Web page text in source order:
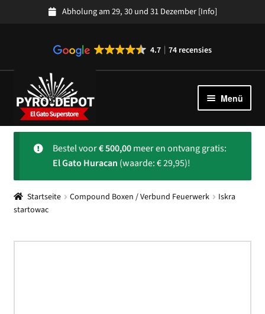
Abholung am 29, 30 und 31 Dezember[Info]
4.7 74 recensies
Navigation
springen
Inhalt
springen
Menü
Kollektion
Spanisches Feuerwerk
Uber ons
Kundendienst
Bestel voor€500,00meer en ontvang gratis:
El Gato Huracan (waarde: € 29,95)!
Startseite Compound Boxen / Verbund Feuerwerk
Iskra
startowac